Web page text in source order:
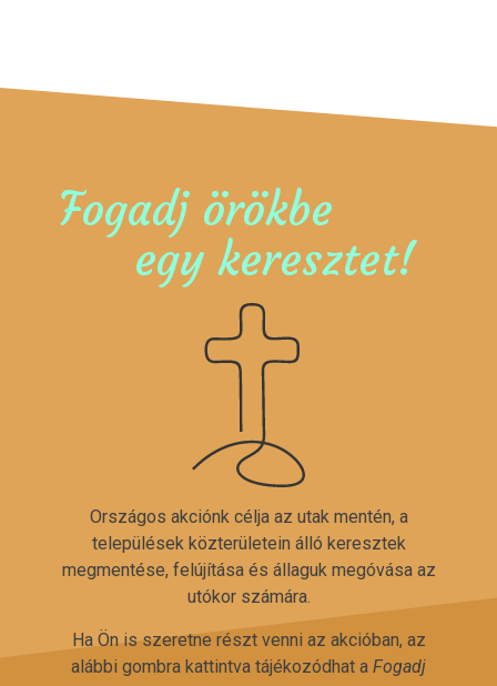
Fogadj örökbe
egy keresztet!
Országos akciónk célja az utak mentén, a
települések közterületein álló keresztek
megmentése, felújítása és állaguk megóvása az
utókor számára.
Ha Ön is szeretne részt venni az akcióban, az
alábbi gombra kattintva tájékozódhat a Fogadj